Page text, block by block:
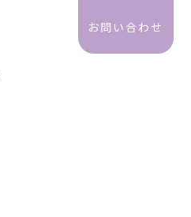
お問い合わせ